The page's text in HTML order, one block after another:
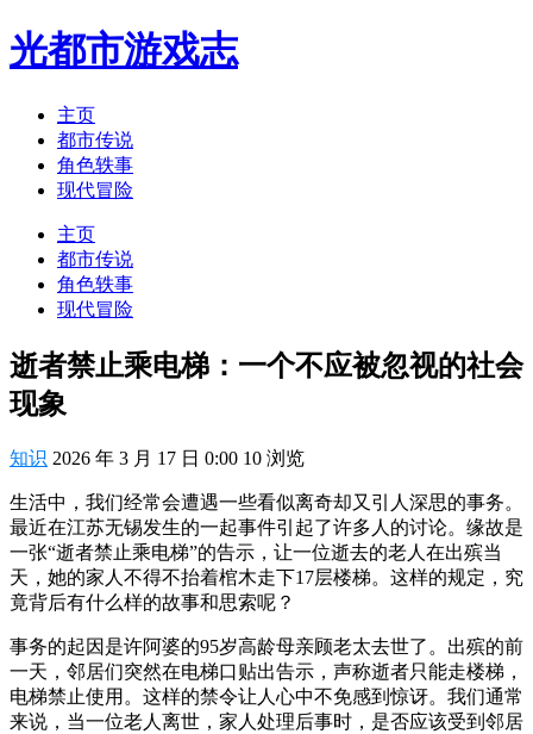
光都市游戏志
主页
都市传说
角色轶事
现代冒险
主页
都市传说
角色轶事
现代冒险
逝者禁止乘电梯：一个不应被忽视的社会
现象
知识 2026 年 3 月 17 日 0:00 10 浏览
生活中，我们经常会遭遇一些看似离奇却又引人深思的事务。
最近在江苏无锡发生的一起事件引起了许多人的讨论。缘故是
一张“逝者禁止乘电梯”的告示，让一位逝去的老人在出殡当
天，她的家人不得不抬着棺木走下17层楼梯。这样的规定，究
竟背后有什么样的故事和思索呢？
事务的起因是许阿婆的95岁高龄母亲顾老太去世了。出殡的前
一天，邻居们突然在电梯口贴出告示，声称逝者只能走楼梯，
电梯禁止使用。这样的禁令让人心中不免感到惊讶。我们通常
来说，当一位老人离世，家人处理后事时，是否应该受到邻居